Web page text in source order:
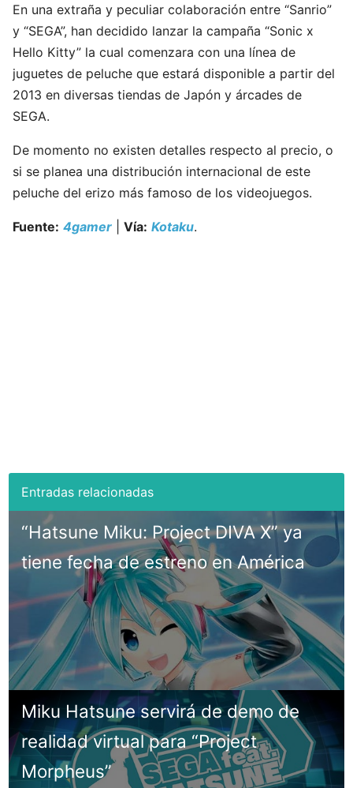
En una extraña y peculiar colaboración entre “Sanrio”
y “SEGA”, han decidido lanzar la campaña “Sonic x
Hello Kitty” la cual comenzara con una línea de
juguetes de peluche que estará disponible a partir del
2013 en diversas tiendas de Japón y árcades de
SEGA.
De momento no existen detalles respecto al precio, o
si se planea una distribución internacional de este
peluche del erizo más famoso de los videojuegos.
Fuente: 4gamer Vía: Kotaku.
“Hatsune Miku: Project DIVA X” ya
tiene fecha de estreno en América
Miku Hatsune servirá de demo de
realidad virtual para “Project
Morpheus”